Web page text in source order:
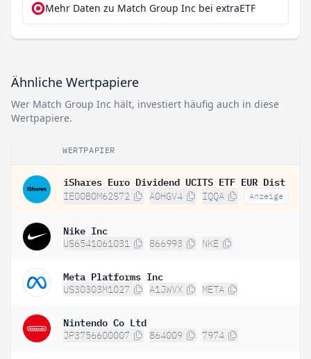
Mehr Daten zu Match Group Inc bei extraETF
Ähnliche Wertpapiere
Wer Match Group Inc hält, investiert häufig auch in diese
Wertpapiere.
WERTPAPIER
iShares Euro Dividend UCITS ETF EUR Dist
IE00B0M62S72 A0HGV4 IQQA Anzeige
Nike Inc
US6541061031 866993 NKE
Meta Platforms Inc
US30303M1027 A1JWVX META
Nintendo Co Ltd
JP3756600007 864009 7974